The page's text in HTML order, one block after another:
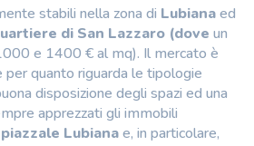
stabili nella zona di Lubianaed
di San Lazzaro (dove un
e 1400 € al mq). Il mercato è
per quanto riguarda le tipologie
disposizione degli spazi ed una
apprezzati gli immobili
piazzale Lubianae, in particolare,